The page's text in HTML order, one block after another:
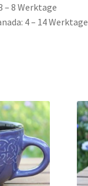
– 8 Werktage
4 – 14 Werktage